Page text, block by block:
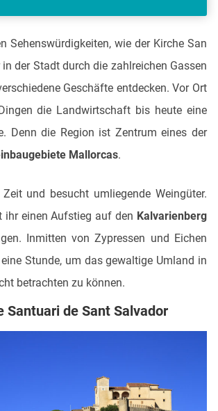
Sehenswürdigkeiten, wie der Kirche San
der Stadt durch die zahlreichen Gassen
Geschäfte entdecken. Vor Ort
die Landwirtschaft bis heute eine
Denn die Region ist Zentrum eines der
Mallorcas.
und besucht umliegende Weingüter.
ihr einen Aufstieg auf den Kalvarienberg
Inmitten von Zypressen und Eichen
Stunde, um das gewaltige Umland in
betrachten zu können.
Santuari de Sant Salvador